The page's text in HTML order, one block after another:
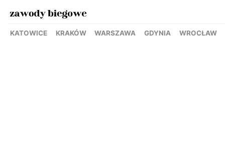
KATOWICE KRAKÓW WARSZAWA GDYNIA WROCŁAW